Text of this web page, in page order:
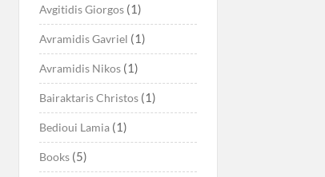
Avgitidis Giorgos(1)
Avramidis Gavriel (1)
Avramidis Nikos(1)
Bairaktaris Christos(1)
Bedioui Lamia(1)
Books(5)